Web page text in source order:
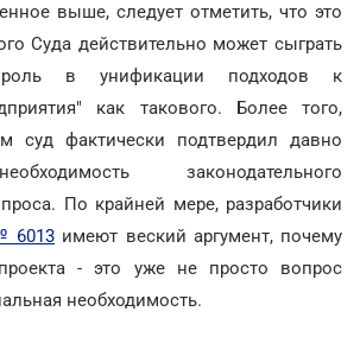
выше, следует отметить, что это
Суда действительно может сыграть
в унификации подходов к
как такового. Более того,
суд фактически подтвердил давно
законодательного
По крайней мере, разработчики
6013 имеют веский аргумент, почему
- это уже не просто вопрос
необходимость.